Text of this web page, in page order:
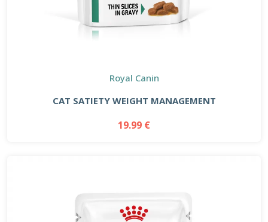
Royal Canin
CAT SATIETY WEIGHT MANAGEMENT
19.99 €